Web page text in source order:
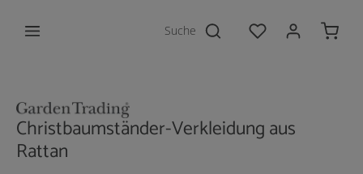
Du hast 0
Christbaumständer-Verkleidung aus
Rattan